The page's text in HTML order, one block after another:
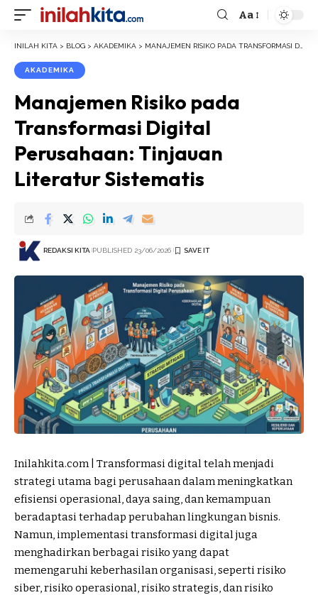
Font
Aa
INILAH KITA > BLOG > AKADEMIKA > MANAJEMEN RISIKO PADA TRANSFORMASI DIGITAL PERUSAHAAN: TINJAUAN LITERATUR SISTEMATIS
AKADEMIKA
Manajemen Risiko pada
Transformasi Digital
Perusahaan: Tinjauan
Literatur Sistematis
REDAKSI KITA PUBLISHED 23/06/2026
Inilahkita.com | Transformasi digital telah menjadi
strategi utama bagi perusahaan dalam meningkatkan
efisiensi operasional, daya saing, dan kemampuan
beradaptasi terhadap perubahan lingkungan bisnis.
Namun, implementasi transformasi digital juga
menghadirkan berbagai risiko yang dapat
memengaruhi keberhasilan organisasi, seperti risiko
siber, risiko operasional, risiko strategis, dan risiko